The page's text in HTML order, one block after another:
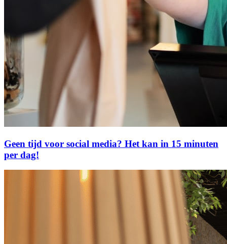
Geen tijd voor social media? Het kan in 15 minuten
per dag!